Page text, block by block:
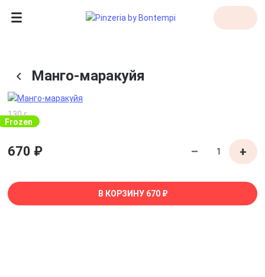
Манго-маракуйя
Frozen
130 г
670 ₽ – +
В КОРЗИНУ 670 ₽